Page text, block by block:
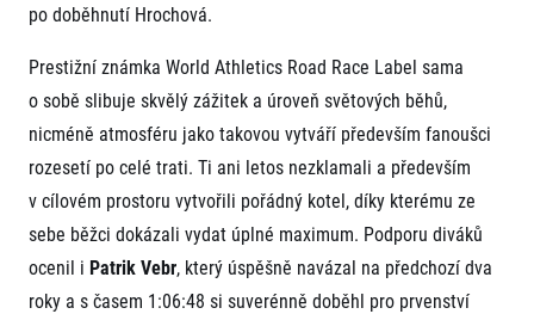
© 2026 RunCzech s.r.o.
po doběhnutí Hrochová.
Prestižní známka World Athletics Road Race Label sama
o sobě slibuje skvělý zážitek a úroveň světových běhů,
nicméně atmosféru jako takovou vytváří především fanoušci
rozesetí po celé trati. Ti ani letos nezklamali a především
v cílovém prostoru vytvořili pořádný kotel, díky kterému ze
sebe běžci dokázali vydat úplné maximum. Podporu diváků
ocenil i Patrik Vebr, který úspěšně navázal na předchozí dva
roky a s časem 1:06:48 si suverénně doběhl pro prvenství